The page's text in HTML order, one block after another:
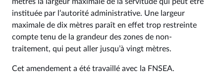
instituée par l’autorité administrative. Une largeur
maximale de dix mètres paraît en effet trop restreinte
compte tenu de la grandeur des zones de non-
traitement, qui peut aller jusqu’à vingt mètres.
Cet amendement a été travaillé avec la FNSEA.